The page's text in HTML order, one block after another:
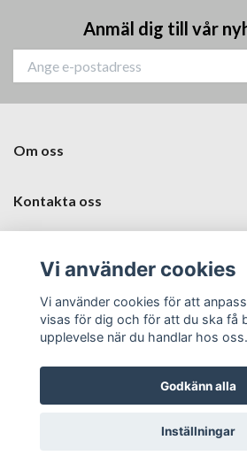
Anmäl dig till vår
Om oss
Kontakta oss
Sociala medier
© 2026 Babyproffsen
Vi använder cookies
Vi använder cookies för att
visas för dig och för att du ska få
upplevelse när du handlar hos oss.
Godkänn alla
Inställningar